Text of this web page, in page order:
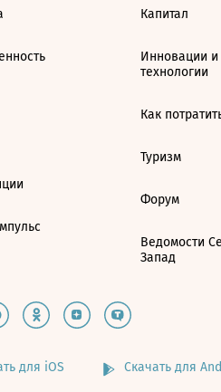
Капитал
Инновации и
технологии
Как
Туризм
Форум
Ведомости
Запад
для iOS Скачать для